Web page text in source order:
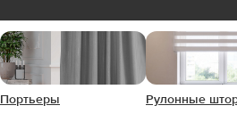
Портьеры Рулонные